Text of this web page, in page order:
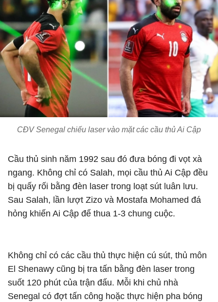
CĐV Senegal chiếu laser vào mặt các cầu thủ Ai Cập
Cầu thủ sinh năm 1992 sau đó đưa bóng đi vọt xà
ngang. Không chỉ có Salah, mọi cầu thủ Ai Cập đều
bị quấy rối bằng đèn laser trong loạt sút luân lưu.
Sau Salah, lần lượt Zizo và Mostafa Mohamed đá
hỏng khiến Ai Cập để thua 1-3 chung cuộc.
Không chỉ có các cầu thủ thực hiện cú sút, thủ môn
El Shenawy cũng bị tra tấn bằng đèn laser trong
suốt 120 phút của trận đấu. Mỗi khi chủ nhà
Senegal có đợt tấn công hoặc thực hiện pha bóng